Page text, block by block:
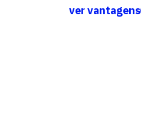
ver vantagens